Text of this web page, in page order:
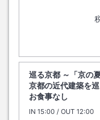
巡る京都 ～「京の
京都の近代建築を
お食事なし
IN チェックイン
15:00 / OUT チェッ
12:00